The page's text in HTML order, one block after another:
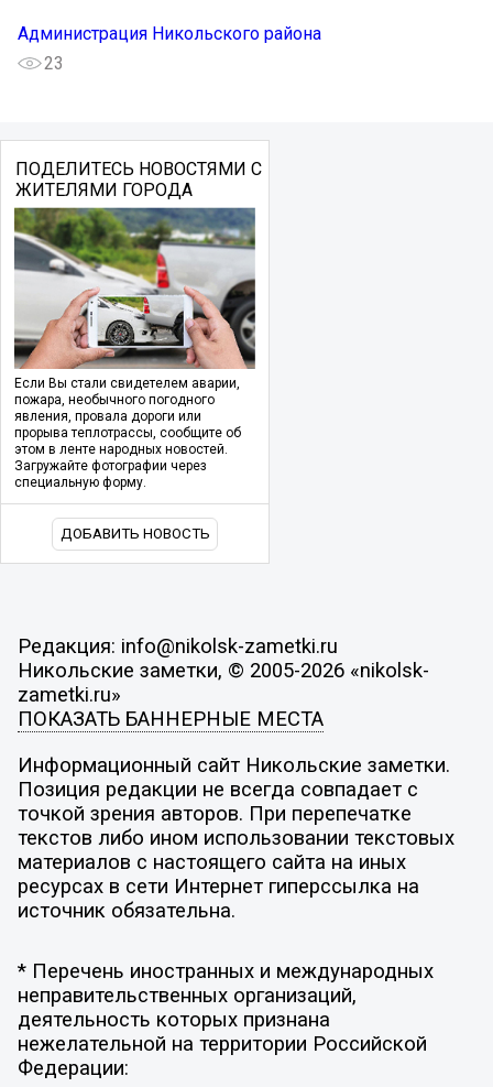
Администрация Никольского района
23
ПОДЕЛИТЕСЬ НОВОСТЯМИ С
ЖИТЕЛЯМИ ГОРОДА
Если Вы стали свидетелем аварии,
пожара, необычного погодного
явления, провала дороги или
прорыва теплотрассы, сообщите об
этом в ленте народных новостей.
Загружайте фотографии через
специальную форму.
ДОБАВИТЬ НОВОСТЬ
Редакция: info@nikolsk-zametki.ru
Никольские заметки, © 2005-2026 «nikolsk-
zametki.ru»
ПОКАЗАТЬ БАННЕРНЫЕ МЕСТА
Информационный сайт Никольские заметки.
Позиция редакции не всегда совпадает с
точкой зрения авторов. При перепечатке
текстов либо ином использовании текстовых
материалов с настоящего сайта на иных
ресурсах в сети Интернет гиперссылка на
источник обязательна.
* Перечень иностранных и международных
неправительственных организаций,
деятельность которых признана
нежелательной на территории Российской
Федерации: